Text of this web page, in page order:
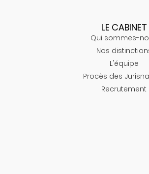
LE CABINET
Qui sommes-
Nos
L'équipe
Procès des
Recrutement